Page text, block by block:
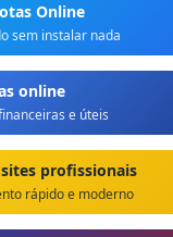
Online
sem instalar nada
online
e úteis
profissionais
rápido e moderno